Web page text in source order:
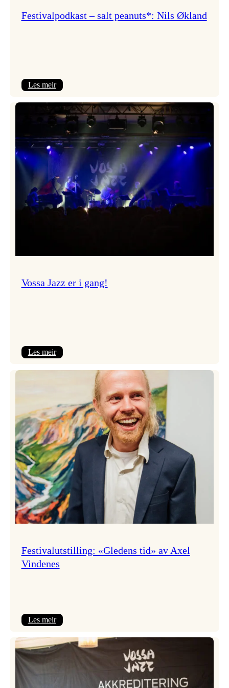
Festivalpodkast – salt peanuts*: Nils Økland
Les meir:
salt
peanuts*:
Nils
Økland
Vossa Jazz er i gang!
Les meir:
gang!
Festivalutstilling: «Gledens tid» av Axel
Vindenes
Les meir:
«Gledens
Axel